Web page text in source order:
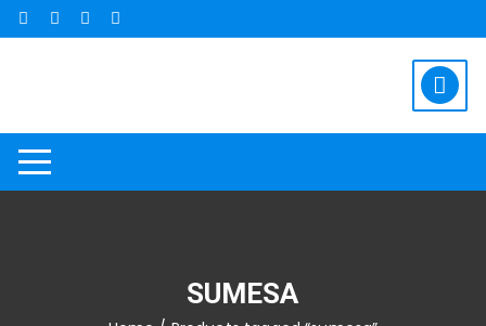
Saltar
al
SUMESA